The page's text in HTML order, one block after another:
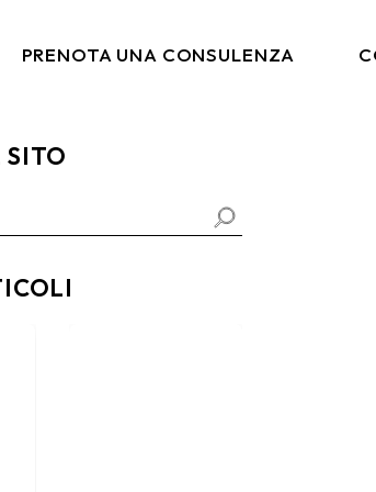
PRENOTA UNA CONSULENZA
SITO